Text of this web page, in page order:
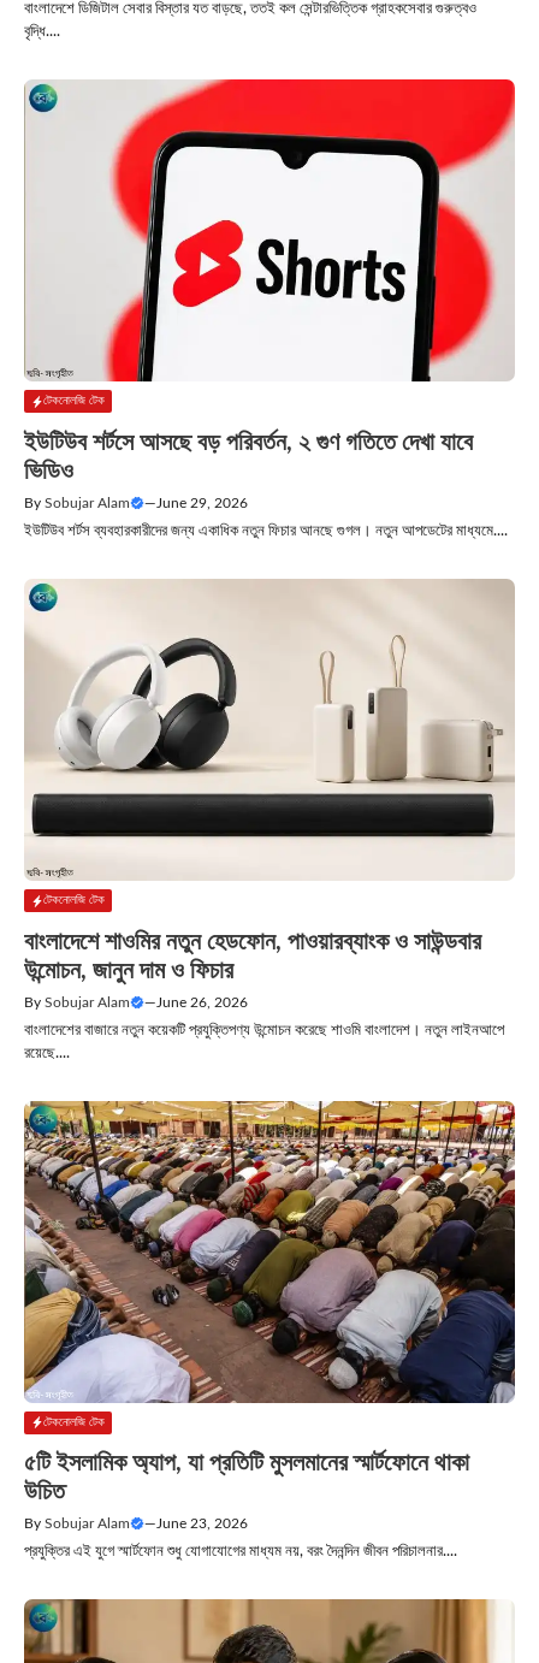
বাংলাদেশে ডিজিটাল সেবার বিস্তার যত বাড়ছে, ততই কল সেন্টারভিত্তিক গ্রাহকসেবার গুরুত্বও
বৃদ্ধি....
টেকনোলজি টেক
ইউটিউব শর্টসে আসছে বড় পরিবর্তন, ২ গুণ গতিতে দেখা যাবে
ভিডিও
By Sobujar Alam — June 29, 2026
ইউটিউব শর্টস ব্যবহারকারীদের জন্য একাধিক নতুন ফিচার আনছে গুগল। নতুন আপডেটের মাধ্যমে....
টেকনোলজি টেক
বাংলাদেশে শাওমির নতুন হেডফোন, পাওয়ারব্যাংক ও সাউন্ডবার
উন্মোচন, জানুন দাম ও ফিচার
By Sobujar Alam — June 26, 2026
বাংলাদেশের বাজারে নতুন কয়েকটি প্রযুক্তিপণ্য উন্মোচন করেছে শাওমি বাংলাদেশ। নতুন লাইনআপে
রয়েছে....
টেকনোলজি টেক
৫টি ইসলামিক অ্যাপ, যা প্রতিটি মুসলমানের স্মার্টফোনে থাকা
উচিত
By Sobujar Alam — June 23, 2026
প্রযুক্তির এই যুগে স্মার্টফোন শুধু যোগাযোগের মাধ্যম নয়, বরং দৈনন্দিন জীবন পরিচালনার....